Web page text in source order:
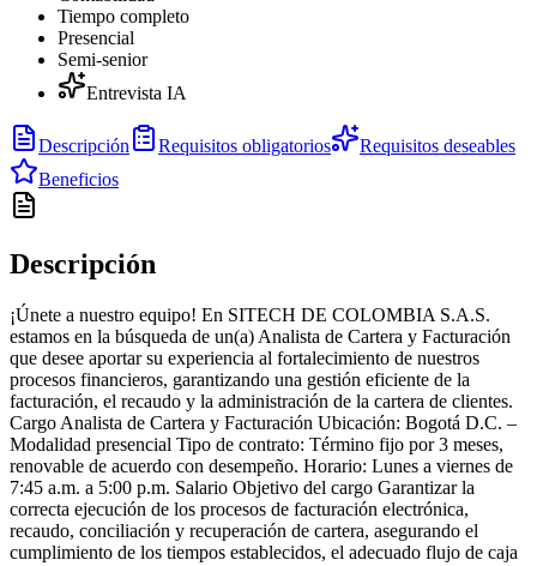
Tiempo completo
Presencial
Semi-senior
Entrevista IA
Descripción Requisitos obligatorios
Requisitos deseables
Beneficios
Descripción
¡Únete a nuestro equipo! En SITECH DE COLOMBIA S.A.S.
estamos en la búsqueda de un(a) Analista de Cartera y Facturación
que desee aportar su experiencia al fortalecimiento de nuestros
procesos financieros, garantizando una gestión eficiente de la
facturación, el recaudo y la administración de la cartera de clientes.
Cargo Analista de Cartera y Facturación Ubicación: Bogotá D.C. –
Modalidad presencial Tipo de contrato: Término fijo por 3 meses,
renovable de acuerdo con desempeño. Horario: Lunes a viernes de
7:45 a.m. a 5:00 p.m. Salario Objetivo del cargo Garantizar la
correcta ejecución de los procesos de facturación electrónica,
recaudo, conciliación y recuperación de cartera, asegurando el
cumplimiento de los tiempos establecidos, el adecuado flujo de caja